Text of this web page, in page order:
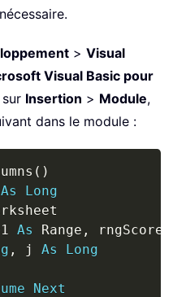
> Visual
Visual Basic pour
sur Insertion > Module,
dans le module :
( )
As
Long
As Range ,
, j As Long
Next